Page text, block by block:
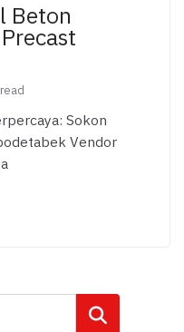
Beton
Sokon
Vendor
Cari